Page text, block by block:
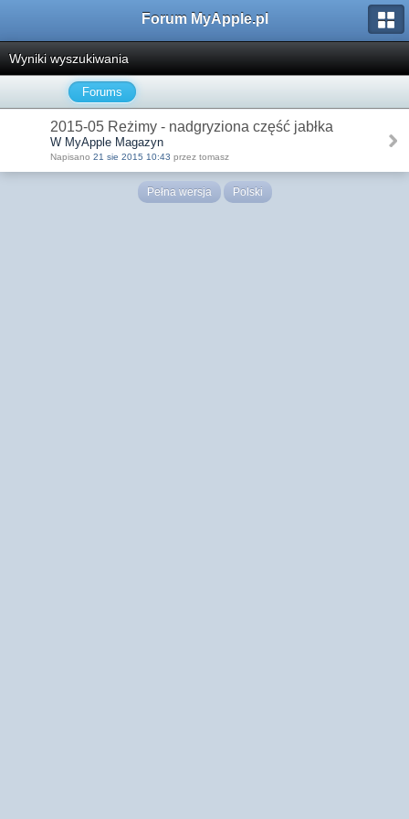
Forum MyApple.pl
Wyniki wyszukiwania
Forums
2015-05 Reżimy - nadgryziona część jabłka
W MyApple Magazyn
Napisano 21 sie 2015 10:43 przez tomasz
Pełna wersja Polski